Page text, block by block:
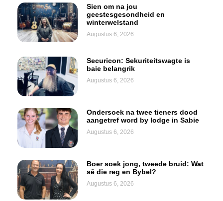
Sien om na jou
geestesgesondheid en
winterwelstand
Augustus 6, 2026
Securicon: Sekuriteitswagte is
baie belangrik
Augustus 6, 2026
Ondersoek na twee tieners dood
aangetref word by lodge in Sabie
Augustus 6, 2026
Boer soek jong, tweede bruid: Wat
sê die reg en Bybel?
Augustus 6, 2026